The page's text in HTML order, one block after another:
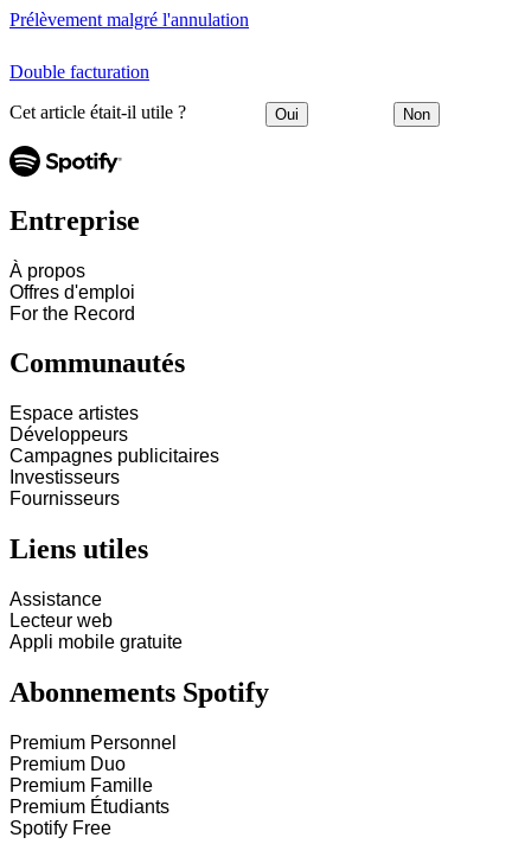
Prélèvement malgré l'annulation
Double facturation
Cet article était-il utile ? Oui Non
Entreprise
À propos
Offres d'emploi
For the Record
Communautés
Espace artistes
Développeurs
Campagnes publicitaires
Investisseurs
Fournisseurs
Liens utiles
Assistance
Lecteur web
Appli mobile gratuite
Abonnements Spotify
Premium Personnel
Premium Duo
Premium Famille
Premium Étudiants
Spotify Free